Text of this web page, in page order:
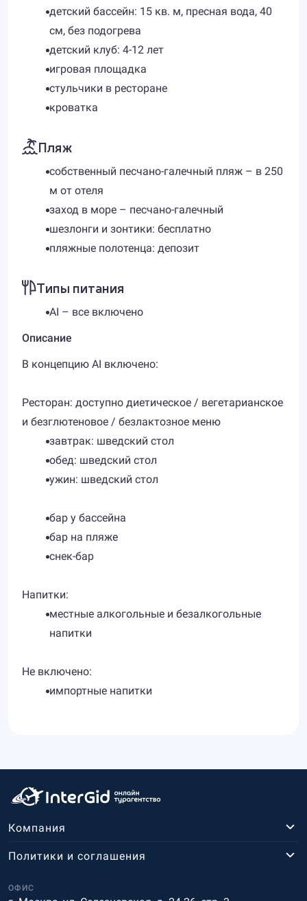
детский бассейн: 15 кв. м, пресная вода, 40
см, без подогрева
детский клуб: 4-12 лет
игровая площадка
стульчики в ресторане
кроватка
Пляж
собственный песчано-галечный пляж – в 250
м от отеля
заход в море – песчано-галечный
шезлонги и зонтики: бесплатно
пляжные полотенца: депозит
Типы питания
AI – все включено
Описание
В концепцию AI включено:
Ресторан: доступно диетическое / вегетарианское
и безглютеновое / безлактозное меню
завтрак: шведский стол
обед: шведский стол
ужин: шведский стол
бар у бассейна
бар на пляже
снек-бар
Напитки:
местные алкогольные и безалкогольные
напитки
Не включено:
импортные напитки
Компания
ОФИС
Политики и соглашения